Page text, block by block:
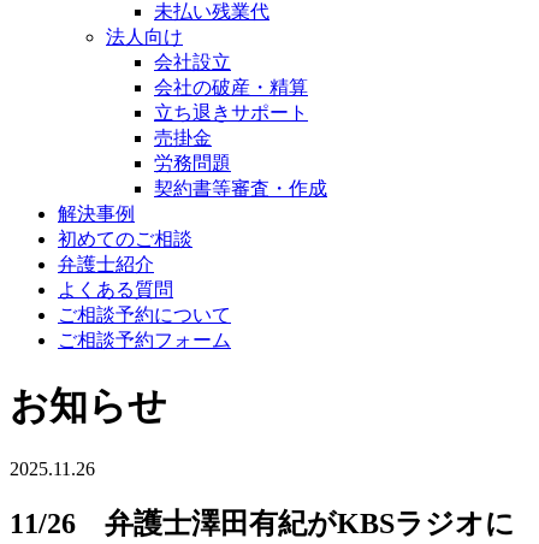
未払い残業代
法人向け
会社設立
会社の破産・精算
立ち退きサポート
売掛金
労務問題
契約書等審査・作成
解決事例
初めてのご相談
弁護士紹介
よくある質問
ご相談予約について
ご相談予約フォーム
お知らせ
2025.11.26
11/26 弁護士澤田有紀がKBSラジオに